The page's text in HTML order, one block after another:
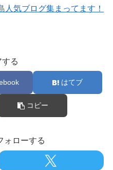
人気ブログ集まってます！
する
はてブ
コピー
ォローする